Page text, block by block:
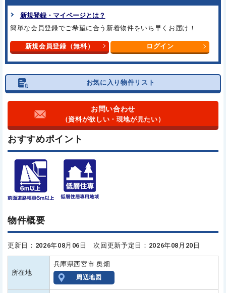
新規登録・マイページとは？
簡単な会員登録でご希望に合う 新着物件をいち早くお届け！
新規会員登録（無料） ログイン
お気に入り物件リスト
お問い合わせ
（資料が欲しい・現地が見たい）
おすすめポイント
物件概要
更新日：2026年08月06日 次回更新予定日：2026年08月20日
所在地
兵庫県西宮市 奥畑
周辺地図